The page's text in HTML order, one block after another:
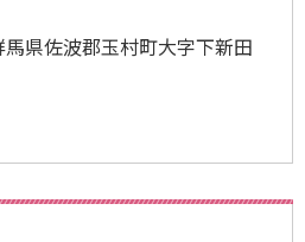
県佐波郡玉村町大字下新田